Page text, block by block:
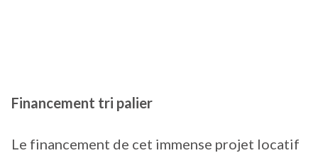
Financement tri palier
Le financement de cet immense projet locatif